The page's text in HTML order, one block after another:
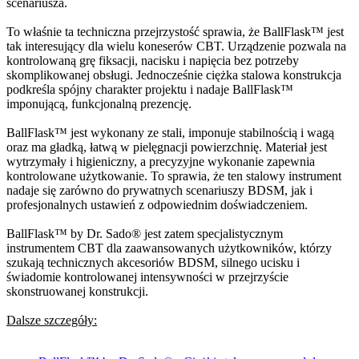
scenariusza.
To właśnie ta techniczna przejrzystość sprawia, że BallFlask™ jest
tak interesujący dla wielu koneserów CBT. Urządzenie pozwala na
kontrolowaną grę fiksacji, nacisku i napięcia bez potrzeby
skomplikowanej obsługi. Jednocześnie ciężka stalowa konstrukcja
podkreśla spójny charakter projektu i nadaje BallFlask™
imponującą, funkcjonalną prezencję.
BallFlask™ jest wykonany ze stali, imponuje stabilnością i wagą
oraz ma gładką, łatwą w pielęgnacji powierzchnię. Materiał jest
wytrzymały i higieniczny, a precyzyjne wykonanie zapewnia
kontrolowane użytkowanie. To sprawia, że ten stalowy instrument
nadaje się zarówno do prywatnych scenariuszy BDSM, jak i
profesjonalnych ustawień z odpowiednim doświadczeniem.
BallFlask™ by Dr. Sado® jest zatem specjalistycznym
instrumentem CBT dla zaawansowanych użytkowników, którzy
szukają technicznych akcesoriów BDSM, silnego ucisku i
świadomie kontrolowanej intensywności w przejrzyście
skonstruowanej konstrukcji.
Dalsze szczegóły: